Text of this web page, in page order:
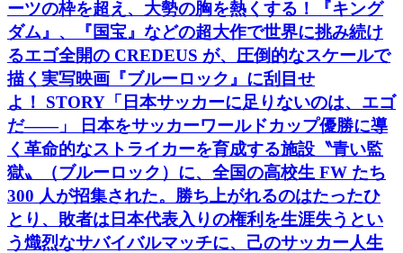
ーツの枠を超え、大勢の胸を熱くする！『キング
ダム』、『国宝』などの超大作で世界に挑み続け
るエゴ全開の CREDEUS が、圧倒的なスケールで
描く実写映画『ブルーロック』に刮目せ
よ！ STORY「日本サッカーに足りないのは、エゴ
だ――」 日本をサッカーワールドカップ優勝に導
く革命的なストライカーを育成する施設〝青い監
獄〟（ブルーロック）に、全国の高校生 FW たち
300 人が招集された。勝ち上がれるのはたったひ
とり、敗者は日本代表入りの権利を生涯失うとい
う熾烈なサバイバルマッチに、己のサッカー人生